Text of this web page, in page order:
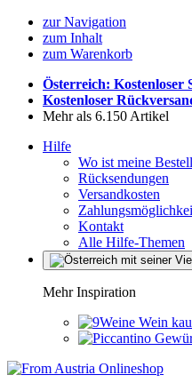
zur Navigation
zum Inhalt
zum Warenkorb
Österreich: Kostenloser
Kostenloser
Mehr als 6.150 Artikel
Hilfe
Wo ist meine
Rücksendungen
Versandkosten
Kontakt
Alle Hilfe-Themen
Mehr Inspiration
Wein